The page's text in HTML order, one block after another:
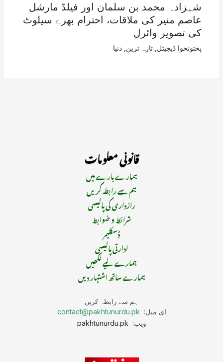
شہزادہ محمد بن سلمان اور فیلڈ مارشل
عاصم منیر کی ملاقات، احترام بھرے سیلوٹ
کی تصویر وائرل
پختونخوا ڈیجیٹل تازہ ترین دنیا
قانونی معلومات
ہمارے بارے میں
ہم سے رابطہ کریں
رازداری کی پالیسی
شرائط و ضوابط
ڈسکلیمر
ادارتی پالیسی
ہمارے لیے لکھیں
ہمارے ساتھ اشتہار دیں
ہم سے رابطہ کریں
ای میل: contact@pakhtunurdu.pk
ویب: